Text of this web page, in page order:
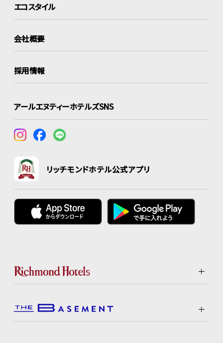
エコスタイル
会社概要
採用情報
アールエヌティーホテルズSNS
リッチモンドホテル公式アプリ